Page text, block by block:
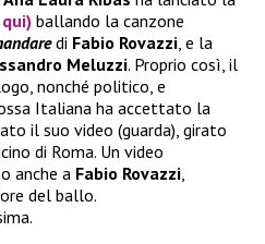
ballando la canzone
di Fabio Rovazzi, e la
Meluzzi. Proprio così, il
nonché politico, e
Italiana ha accettato la
il suo video (guarda), girato
di Roma. Un video
anche a Fabio Rovazzi,
del ballo.